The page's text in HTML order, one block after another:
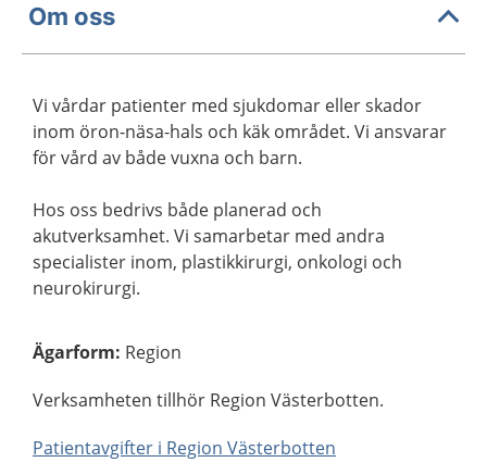
Om oss
Vi vårdar patienter med sjukdomar eller skador
inom öron-näsa-hals och käk området. Vi ansvarar
för vård av både vuxna och barn.
Hos oss bedrivs både planerad och
akutverksamhet. Vi samarbetar med andra
specialister inom, plastikkirurgi, onkologi och
neurokirurgi.
Ägarform: Region
Verksamheten tillhör Region Västerbotten.
Patientavgifter i Region Västerbotten